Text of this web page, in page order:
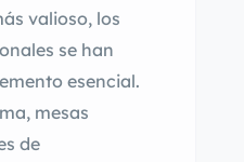
valioso, los
se han
esencial.
mesas
de